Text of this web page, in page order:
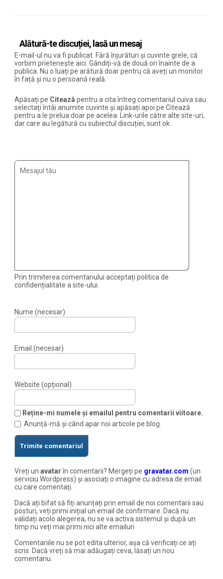
Alătură-te discuției, lasă un mesaj
E-mail-ul nu va fi publicat. Fără înjurături și cuvinte grele, că
vorbim prietenește aici. Gândiți-vă de două ori înainte de a
publica. Nu o luați pe arătură doar pentru că aveți un monitor
în față și nu o persoană reală.
Apăsați pe Citează pentru a cita întreg comentariul cuiva sau
selectați întâi anumite cuvinte și apăsați apoi pe Citează
pentru a le prelua doar pe acelea. Link-urile către alte site-uri,
dar care au legătură cu subiectul discuției, sunt ok.
Prin trimiterea comentariului acceptați politica de
confidențialitate a site-ului.
Nume (necesar)
Email (necesar)
Website (opțional)
Reține-mi numele și emailul pentru comentarii viitoare.
Anunță-mă și când apar noi articole pe blog.
Vreți unavatarîn comentarii? Mergeți pe gravatar.com (un
serviciu Wordpress) și asociați o imagine cu adresa de email
cu care comentați.
Dacă ați bifat să fiți anunțați prin email de noi comentarii sau
posturi, veți primi inițial un email de confirmare. Dacă nu
validați acolo alegerea, nu se va activa sistemul și după un
timp nu veți mai primi nici alte emailuri
Comentariile nu se pot edita ulterior, așa că verificați ce ați
scris. Dacă vreți să mai adăugați ceva, lăsați un nou
comentariu.